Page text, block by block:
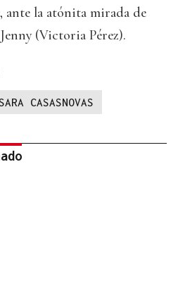
ante la atónita mirada de
(Victoria Pérez).
CASASNOVAS